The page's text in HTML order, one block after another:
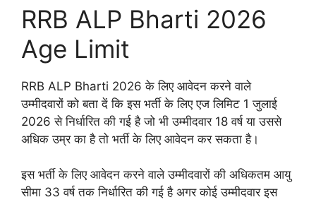
RRB ALP Bharti 2026
Age Limit
RRB ALP Bharti 2026 के लिए आवेदन करने वाले
उम्मीदवारों को बता दें कि इस भर्ती के लिए एज लिमिट 1 जुलाई
2026 से निर्धारित की गई है जो भी उम्मीदवार 18 वर्ष या उससे
अधिक उम्र का है तो भर्ती के लिए आवेदन कर सकता है।
इस भर्ती के लिए आवेदन करने वाले उम्मीदवारों की अधिकतम आयु
सीमा 33 वर्ष तक निर्धारित की गई है अगर कोई उम्मीदवार इस